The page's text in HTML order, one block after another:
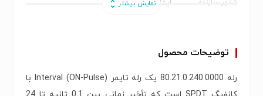
کشور سازنده ایتالیا
نوع رله تایمر مونوفانکشن
فانکشن ON-Pulse (پالس با تأخیر روشن)
توضیحات محصول
رله 80.21.0.240.0000 یک رله تایمر Interval (ON-Pulse) با